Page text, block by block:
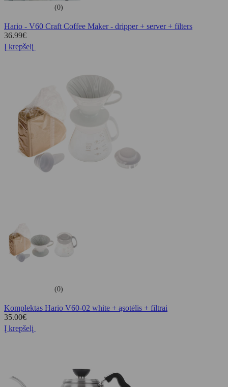
(0)
Hario - V60 Craft Coffee Maker - dripper + server + filters
36.99€
Į krepšelį
(0)
Komplektas Hario V60-02 white + ąsotėlis + filtrai
35.00€
Į krepšelį